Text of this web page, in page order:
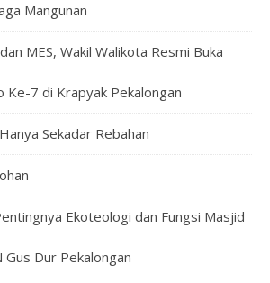
Mangunan
MES, Wakil Walikota Resmi Buka
Ke-7 di Krapyak Pekalongan
Sekadar Rebahan
Ekoteologi dan Fungsi Masjid
Gus Dur Pekalongan